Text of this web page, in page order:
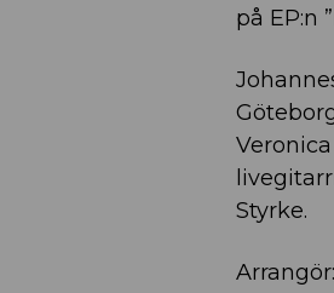
på EP:n
Styrke.